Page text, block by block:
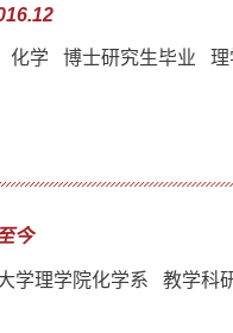
化学 博士研究生毕业 理
今
学理学院化学系 教学科